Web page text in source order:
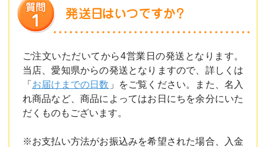
ご注文いただいてから4営業日の発送となります。
当店、愛知県からの発送となりますので、詳しくは
「 お届けまでの日数 」をご覧ください。また、名入
れ商品など、商品によってはお日にちを余分にいた
だくものもございます。
※お支払い方法がお振込みを希望された場合、入金